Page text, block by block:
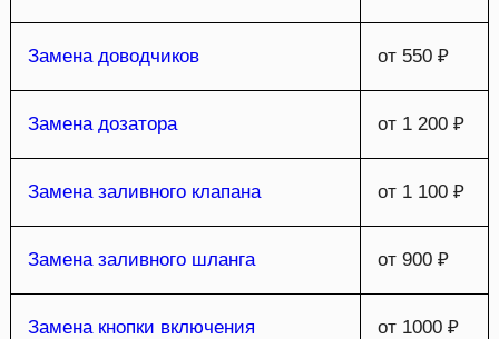
Замена доводчиков от 550 ₽
Замена дозатора от 1 200 ₽
Замена заливного клапана от 1 100 ₽
Замена заливного шланга от 900 ₽
Замена кнопки включения от 1000 ₽